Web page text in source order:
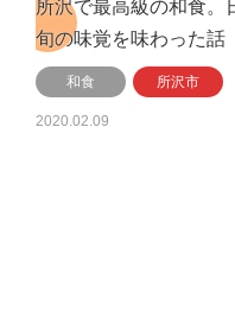
所沢で最高級の和食。
旬の味覚を味わった話
和食 所沢市
2020.02.09